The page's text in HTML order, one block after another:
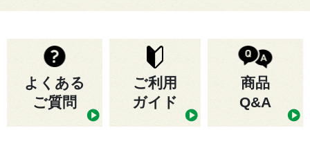
よくある
ご質問
ご利用
ガイド
商品
Q&A